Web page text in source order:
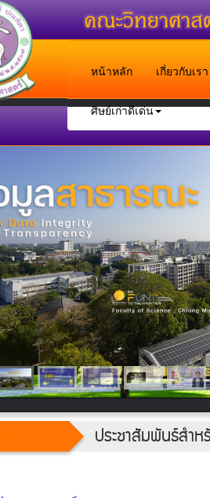
หน้าหลัก เกี่ยวกับเรา
ศิษย์เก่าดีเด่น
ประชาสัมพันธ์สำ